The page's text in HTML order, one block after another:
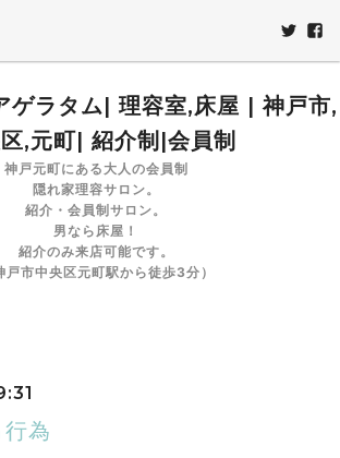
ラタム| 理容室,床屋 | 神戸市,
,元町| 紹介制|会員制
神戸元町にある大人の会員制
隠れ家理容サロン。
紹介・会員制サロン。
男なら床屋！
紹介のみ来店可能です。
戸市中央区元町駅から徒歩3分）
為